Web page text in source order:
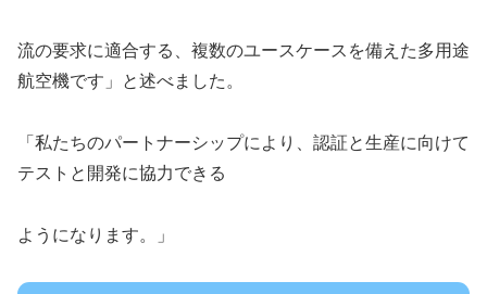
流の要求に適合する、複数のユースケースを備えた多用途
航空機です」と述べました。
「私たちのパートナーシップにより、認証と生産に向けて
テストと開発に協力できる
ようになります。」